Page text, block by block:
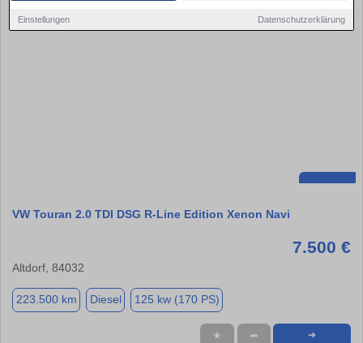
Einstellungen Datenschutzerklärung
VW Touran 2.0 TDI DSG R-Line Edition Xenon Navi
7.500 €
Altdorf, 84032
223.500 km Diesel 125 kw (170 PS)
★ ➦ ➜